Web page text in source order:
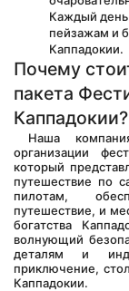
Каждый
пейзажам и
Каппадокии.
Почему
пакета
Каппадокии?
организации
который
путешествие по
пилотам,
путешествие, и
богатства
волнующий
деталям и
приключение,
Каппадокии.